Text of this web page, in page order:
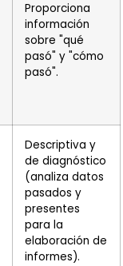
Proporciona
información
sobre "qué
pasó" y "cómo
pasó".
Descriptiva y
de diagnóstico
(analiza datos
pasados y
presentes
para la
elaboración de
informes).